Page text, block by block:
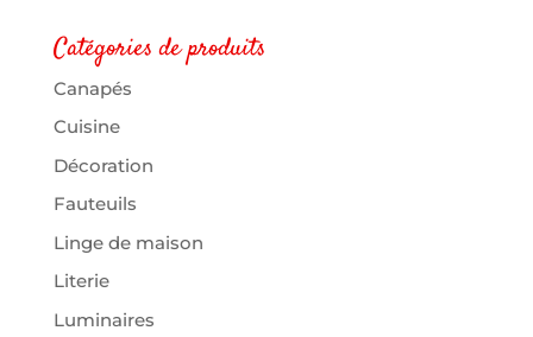
Catégories de produits
Canapés
Cuisine
Décoration
Fauteuils
Linge de maison
Literie
Luminaires